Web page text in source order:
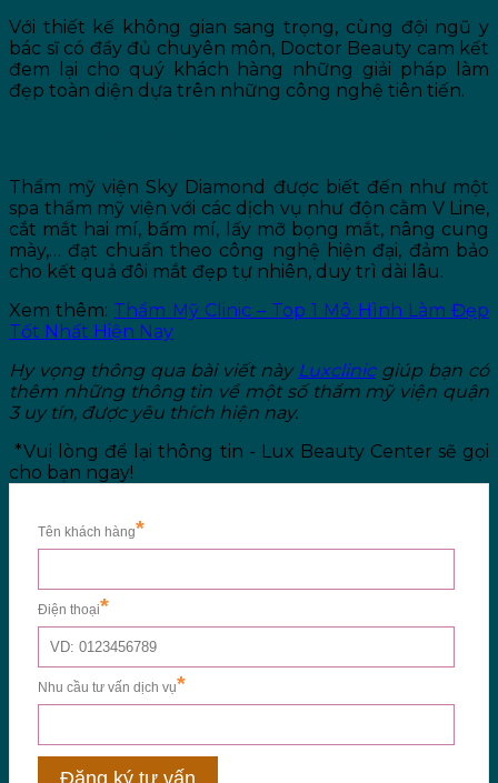
Với thiết kế không gian sang trọng, cùng đội ngũ y
bác sĩ có đầy đủ chuyên môn, Doctor Beauty cam kết
đem lại cho quý khách hàng những giải pháp làm
đẹp toàn diện dựa trên những công nghệ tiên tiến.
Thẩm mỹ viện Sky Diamond được biết đến như một
spa thẩm mỹ viện với các dịch vụ như độn cằm V Line,
cắt mắt hai mí, bấm mí, lấy mỡ bọng mắt, nâng cung
mày,… đạt chuẩn theo công nghệ hiện đại, đảm bảo
cho kết quả đôi mắt đẹp tự nhiên, duy trì dài lâu.
Xem thêm: Thẩm Mỹ Clinic – Top 1 Mô Hình Làm Đẹp
Tốt Nhất Hiện Nay
Hy vọng thông qua bài viết này Luxclinicgiúp bạn có
thêm những thông tin về một số thẩm mỹ viện quận
3 uy tín, được yêu thích hiện nay.
*Vui lòng để lại thông tin - Lux Beauty Center sẽ gọi
cho bạn ngay!